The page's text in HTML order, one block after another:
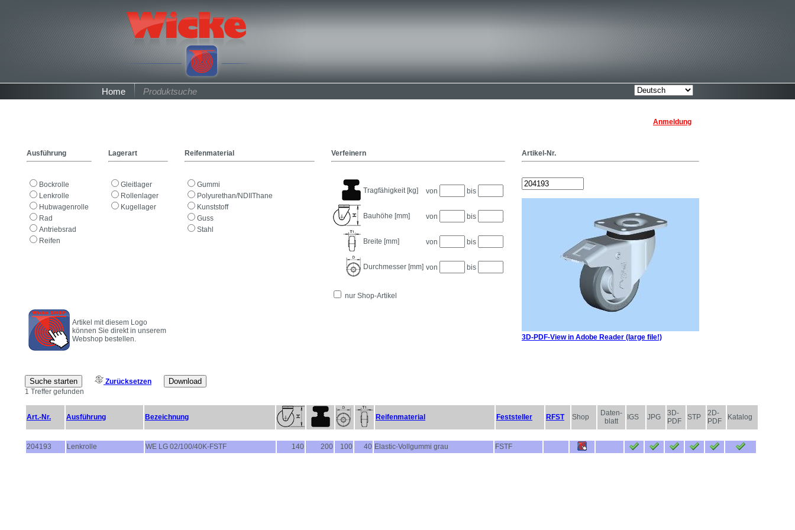
Home Produktsuche
Anmeldung
Ausführung Lagerart Reifenmaterial Verfeinern Artikel-Nr.
Bockrolle
Lenkrolle
Hubwagenrolle
Rad
Antriebsrad
Reifen
Gleitlager
Rollenlager
Kugellager
Gummi
Polyurethan/NDIIThane
Kunststoff
Guss
Stahl
Tragfähigkeit [kg] von bis
Bauhöhe [mm] von bis
Breite [mm] von bis
Durchmesser [mm] von bis
nur Shop-Artikel
3D-PDF-View in Adobe Reader (large file!)
Artikel mit diesem Logo
können Sie direkt in unserem
Webshop bestellen.
Zurücksetzen
1 Treffer gefunden
Art.-Nr. Ausführung Bezeichnung Reifenmaterial Feststeller RFST Shop
Daten-
blatt
IGS JPG
3D-
PDF
STP
2D-
PDF
Katalog
204193 Lenkrolle WE LG 02/100/40K-FSTF 140 200 100 40 Elastic-Vollgummi grau FSTF